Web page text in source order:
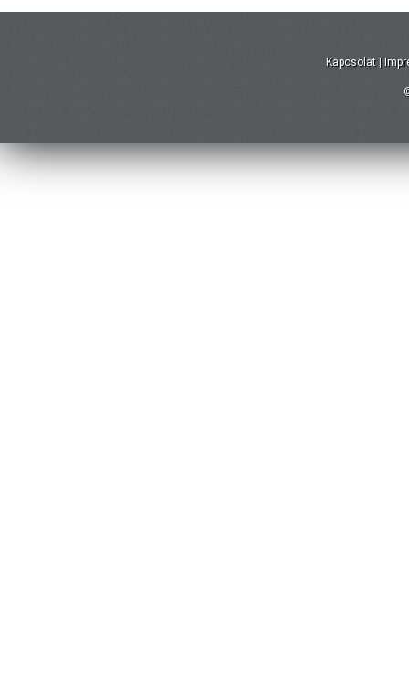
Kapcsolat |